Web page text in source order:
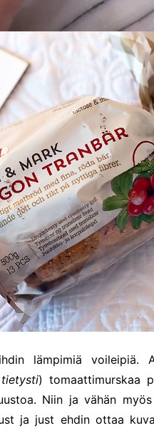
lämpimiä voileipiä.
) tomaattimurskaa
Niin ja vähän
ja just ehdin ottaa